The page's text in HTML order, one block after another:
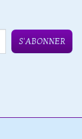
S'ABONNER